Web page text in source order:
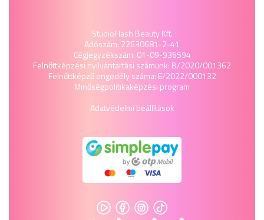
StudioFlash Beauty Kft.
Adószám: 22630681-2-41
Cégjegyzékszám: 01-09-936594
Felnőttképzési nyilvántartási számunk: B/2020/001362
Felnőttképző engedély száma: E/2022/000132
Minőségpolitikaképzési program
Adatvédelmi beállítások